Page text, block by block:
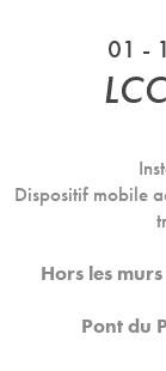
01 -
Dispositif mobile
Hors les
Pont du